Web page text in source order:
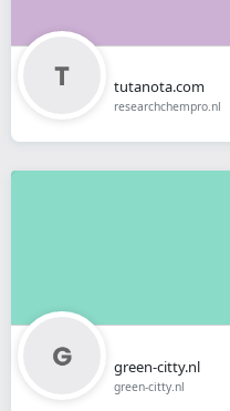
tutanota.com
researchchempro.nl
green-citty.nl
green-citty.nl